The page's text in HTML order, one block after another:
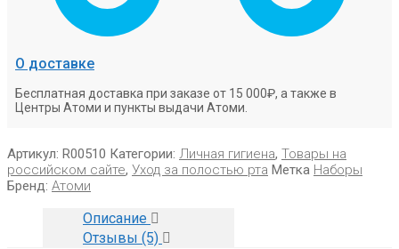
О доставке
Бесплатная доставка при заказе от 15 000₽, а также в
Центры Атоми и пункты выдачи Атоми.
Артикул: R00510 Категории: Личная гигиена, Товары на
российском сайте, Уход за полостью рта Метка Наборы
Бренд: Атоми
Описание
Отзывы (5)